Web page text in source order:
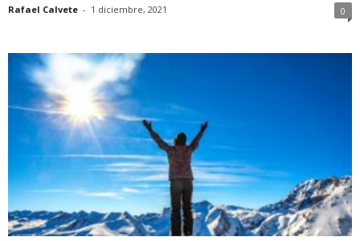
Rafael Calvete - 1 diciembre, 2021 0